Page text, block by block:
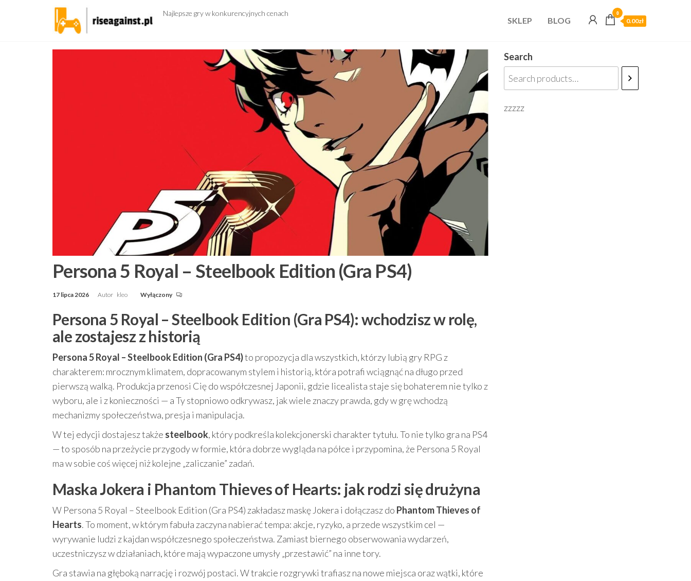
Najlepsze gry w konkurencyjnych cenach
SKLEP BLOG
0
0.00zł
Persona 5 Royal – Steelbook Edition (Gra PS4)
17 lipca 2026 Autor kleo Wyłączony
Persona 5 Royal – Steelbook Edition (Gra PS4): wchodzisz w rolę,
ale zostajesz z historią
Persona 5 Royal – Steelbook Edition (Gra PS4)to propozycja dla wszystkich, którzy lubią gry RPG z
charakterem: mrocznym klimatem, dopracowanym stylem i historią, która potrafi wciągnąć na długo przed
pierwszą walką. Produkcja przenosi Cię do współczesnej Japonii, gdzie licealista staje się bohaterem nie tylko z
wyboru, ale i z konieczności — a Ty stopniowo odkrywasz, jak wiele znaczy prawda, gdy w grę wchodzą
mechanizmy społeczeństwa, presja i manipulacja.
W tej edycji dostajesz także steelbook, który podkreśla kolekcjonerski charakter tytułu. To nie tylko gra na PS4
— to sposób na przeżycie przygody w formie, która dobrze wygląda na półce i przypomina, że Persona 5 Royal
ma w sobie coś więcej niż kolejne „zaliczanie” zadań.
Maska Jokera i Phantom Thieves of Hearts: jak rodzi się drużyna
W Persona 5 Royal – Steelbook Edition (Gra PS4) zakładasz maskę Jokera i dołączasz do Phantom Thieves of
Hearts. To moment, w którym fabuła zaczyna nabierać tempa: akcje, ryzyko, a przede wszystkim cel —
wyrywanie ludzi z kajdan współczesnego społeczeństwa. Zamiast biernego obserwowania wydarzeń,
uczestniczysz w działaniach, które mają wypaczone umysły „przestawić” na inne tory.
Gra stawia na głęboką narrację i rozwój postaci. W trakcie rozgrywki trafiasz na nowe miejsca oraz wątki, które
Search
zzzzz